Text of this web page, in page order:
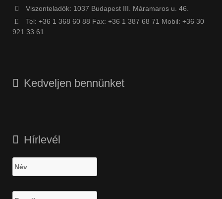
Viszonteladók: 1037 Budapest III. Máramaros u. 46.
Tel: +36 1 368 60 88 Fax: +36 1 387 68 71 Mobil: +36 30
921 33 61
Kedveljen bennünket
Hírlevél